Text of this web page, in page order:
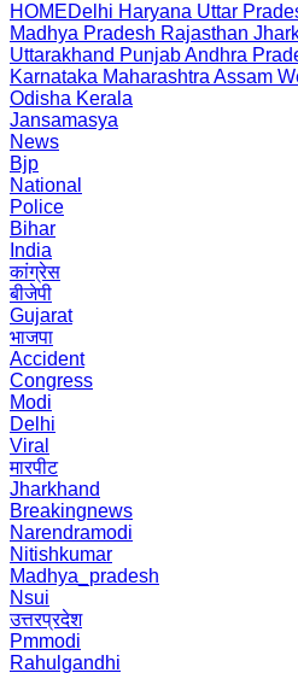
HOMEDelhi Haryana Uttar
Madhya Pradesh Rajasthan
Uttarakhand PunjabAndhra
Karnataka Maharashtra Assam
Odisha Kerala
Jansamasya
News
Bjp
National
Police
Bihar
India
कांग्रेस
बीजेपी
Gujarat
भाजपा
Accident
Congress
Modi
Delhi
Viral
मारपीट
Jharkhand
Breakingnews
Narendramodi
Nitishkumar
Madhya_pradesh
Nsui
उत्तरप्रदेश
Pmmodi
Rahulgandhi